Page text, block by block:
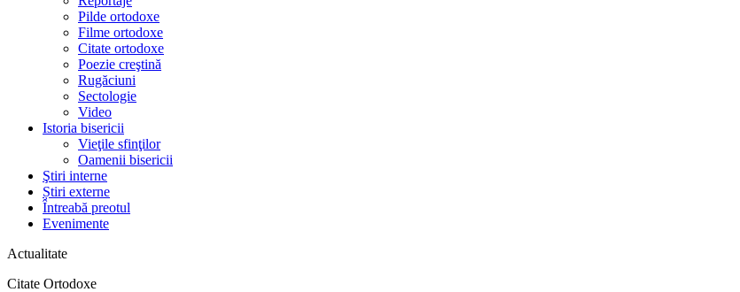
Pilde ortodoxe
Filme ortodoxe
Citate ortodoxe
Poezie creştină
Rugăciuni
Sectologie
Video
Istoria bisericii
Vieţile sfinţilor
Oamenii bisericii
Ştiri interne
Știri externe
Întreabă preotul
Evenimente
Actualitate
Citate Ortodoxe